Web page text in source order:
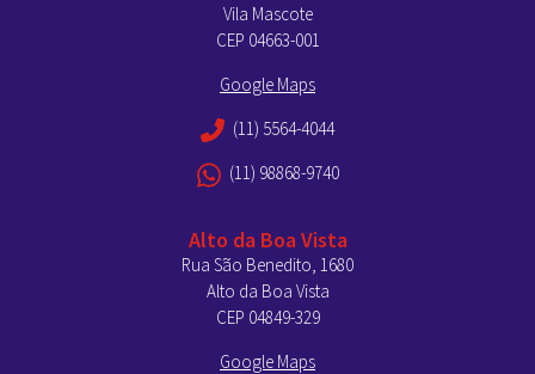
Vila Mascote
CEP 04663-001
Google Maps
(11) 5564-4044
(11) 98868-9740
Alto da Boa Vista
Rua São Benedito, 1680
Alto da Boa Vista
CEP 04849-329
Google Maps